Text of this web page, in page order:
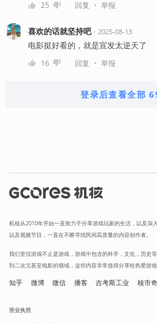
25 回复 ・ 举报
喜欢的话就坚持吧・ 2025-08-13
电影挺好看的，就是宣发太逆天了
16 回复 ・ 举报
登录后查看全部
机核从2010年开始一直致力于分享游戏玩家的生活，以及深
以及视频节目，一直在不断寻找民间高质量的内容创作者。
我们坚信游戏不止是游戏，游戏中包含的科学，文化，历史
到二次元甚至电影的领域，这些内容非常值得分享给热爱游戏
知乎 微博 微信 播客 吉考斯工业 核市
营业执照